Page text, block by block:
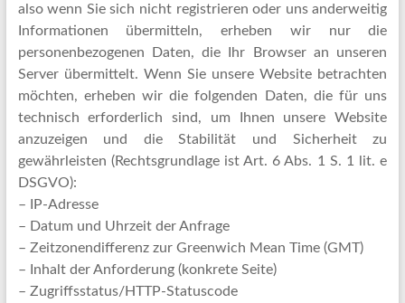
also wenn Sie sich nicht registrieren oder uns anderweitig
Informationen übermitteln, erheben wir nur die
personenbezogenen Daten, die Ihr Browser an unseren
Server übermittelt. Wenn Sie unsere Website betrachten
möchten, erheben wir die folgenden Daten, die für uns
technisch erforderlich sind, um Ihnen unsere Website
anzuzeigen und die Stabilität und Sicherheit zu
gewährleisten (Rechtsgrundlage ist Art. 6 Abs. 1 S. 1 lit. e
DSGVO):
– IP-Adresse
– Datum und Uhrzeit der Anfrage
– Zeitzonendifferenz zur Greenwich Mean Time (GMT)
– Inhalt der Anforderung (konkrete Seite)
– Zugriffsstatus/HTTP-Statuscode